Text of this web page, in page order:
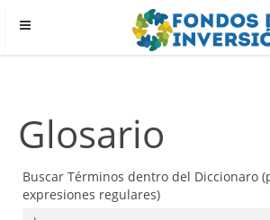
Glosario
Buscar Términos dentro del Diccionaro
expresiones regulares)